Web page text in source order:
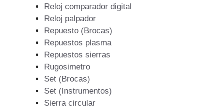
Reloj comparador digital
Reloj palpador
Repuesto (Brocas)
Repuestos plasma
Repuestos sierras
Rugosimetro
Set (Brocas)
Set (Instrumentos)
Sierra circular